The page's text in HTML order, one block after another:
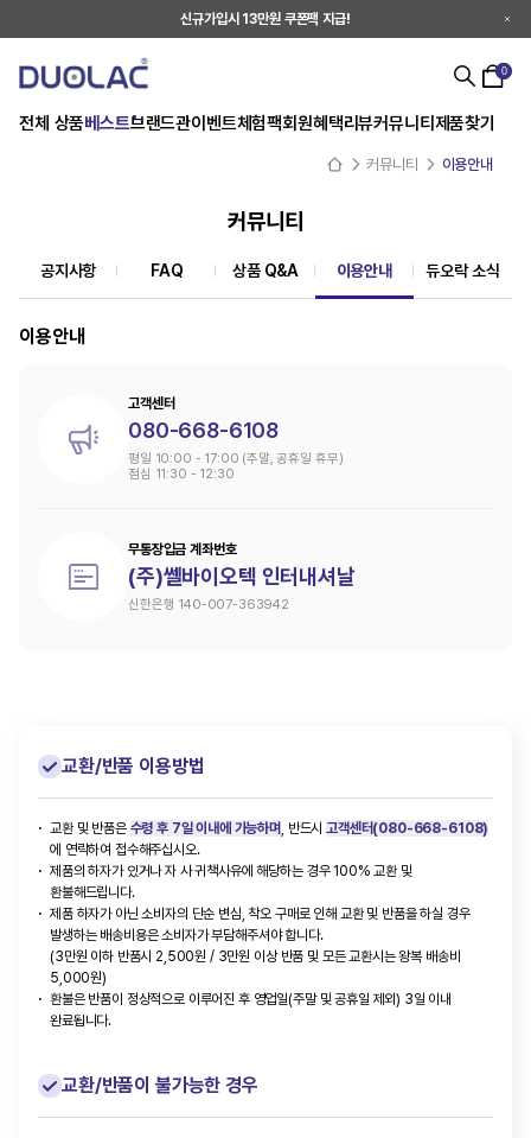
신규가입시 13만원 쿠폰팩 지급!
전체 상품베스트브랜드관이벤트체험팩회원혜택리뷰커뮤니티 제품찾기
0
커뮤니티 이용안내
커뮤니티
공지사항 FAQ 상품 Q&A 이용안내 듀오락 소식
이용안내
고객센터
080-668-6108
평일 10:00 - 17:00 (주말, 공휴일 휴무)
점심 11:30 - 12:30
무통장입금 계좌번호
(주)쎌바이오텍 인터내셔날
신한은행 140-007-363942
교환/반품 이용방법
교환 및 반품은 수령 후 7일 이내에 가능하며 , 반드시고객센터(080-668-6108)
에 연락하여 접수해주십시오.
제품의 하자가 있거나 자 사 귀책사유에 해당하는 경우 100% 교환 및
환불해드립니다.
제품 하자가 아닌 소비자의 단순 변심, 착오 구매로 인해 교환 및 반품을 하실 경우
발생하는 배송비용은 소비자가 부담해주셔야 합니다.
(3만원 이하 반품시 2,500원 / 3만원 이상 반품 및 모든 교환시는 왕복 배송비
5,000원)
환불은 반품이 정상적으로 이루어진 후 영업일(주말 및 공휴일 제외) 3일 이내
완료됩니다.
교환/반품이 불가능한 경우